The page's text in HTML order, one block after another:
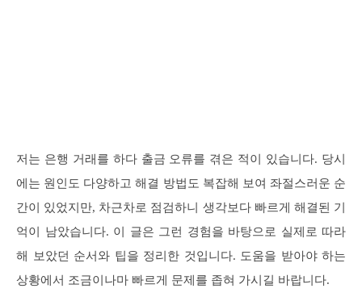
저는 은행 거래를 하다 출금 오류를 겪은 적이 있습니다. 당시
에는 원인도 다양하고 해결 방법도 복잡해 보여 좌절스러운 순
간이 있었지만, 차근차로 점검하니 생각보다 빠르게 해결된 기
억이 남았습니다. 이 글은 그런 경험을 바탕으로 실제로 따라
해 보았던 순서와 팁을 정리한 것입니다. 도움을 받아야 하는
상황에서 조금이나마 빠르게 문제를 좁혀 가시길 바랍니다.